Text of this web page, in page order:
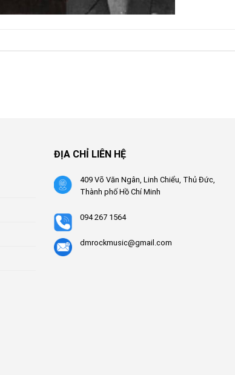
ĐỊA CHỈ LIÊN HỆ
409 Võ Văn Ngân, Linh Chiểu, Thủ Đức,
Thành phố Hồ Chí Minh
094 267 1564
dmrockmusic@gmail.com